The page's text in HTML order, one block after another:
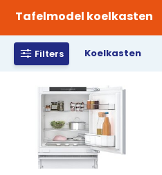
Tafelmodel koelkasten
Filters Koelkasten